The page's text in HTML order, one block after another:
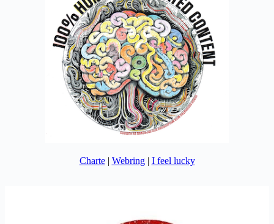
Charte| Webring| I feel lucky